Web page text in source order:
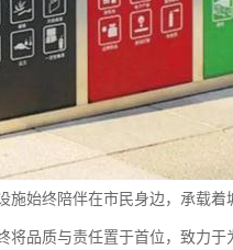
施始终陪伴在市民身边，承载
品质与责任置于首位，致力